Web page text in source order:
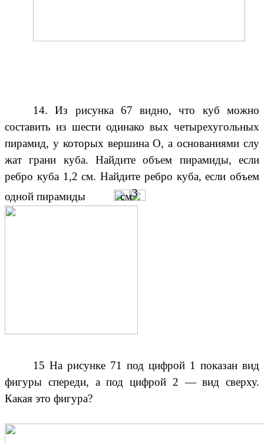
14. Из рисунка 67 видно, что куб можно
составить из шести одинако вых четырехугольных
пирамид, у которых вершина О, а основаниями слу
жат грани куба. Найдите объем пирамиды, если
ребро куба 1,2 см. Найдите ребро куба, если объем
одной пирамиды
см3
15 На рисунке 71 под цифрой 1 показан вид
фигуры спереди, а под цифрой 2 — вид сверху.
Какая это фигура?